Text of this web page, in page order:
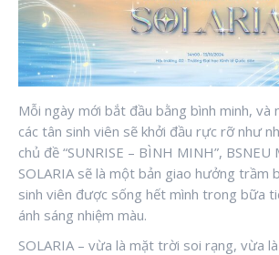
Mỗi ngày mới bắt đầu bằng bình minh, và
các tân sinh viên sẽ khởi đầu rực rỡ như
chủ đề “SUNRISE – BÌNH MINH”, BSNEU
SOLARIA sẽ là một bản giao hưởng trầm
sinh viên được sống hết mình trong bữa
ánh sáng nhiệm màu.
SOLARIA – vừa là mặt trời soi rạng, vừa